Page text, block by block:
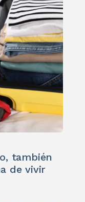
también
de vivir